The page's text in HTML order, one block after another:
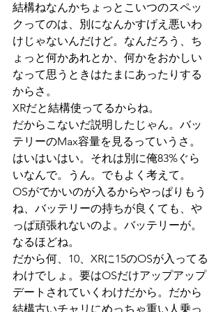
結構ねなんかちょっとこいつのスペッ
クってのは、別になんかすげえ悪いわ
けじゃないんだけど。なんだろう、ち
ょっと何かあれとか、何かをおかしい
なって思うときはたまにあったりする
からさ。
XRだと結構使ってるからね。
だからこないだ説明したじゃん。バッ
テリーのMax容量を見るっていうさ。
はいはいはい。それは別に俺83%ぐら
いなんで。うん。でもよく考えて。
OSがでかいのが入るからやっぱりもう
ね、バッテリーの持ちが良くても、や
っぱ頑張れないのよ。バッテリーが。
なるほどね。
だから何、10、XRに15のOSが入ってる
わけでしょ。要はOSだけアップアップ
デートされていくわけだから。だから
結構古いチャリにめっちゃ重い人乗っ